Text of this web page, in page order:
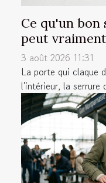
Ce qu'un
peut
3 août 2026 11:31
La porte qui claque
l'intérieur, la serrure